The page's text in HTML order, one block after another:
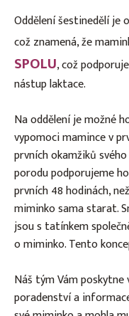
Oddělení šestinedělí je
což znamená, že
SPOLU, což
nástup laktace.
Na oddělení je možné
vypomoci mamince v
prvních okamžiků
porodu podporujeme
prvních 48 hodinách,
miminko sama starat.
jsou s tatínkem
o miminko. Tento
Náš tým Vám
poradenství a